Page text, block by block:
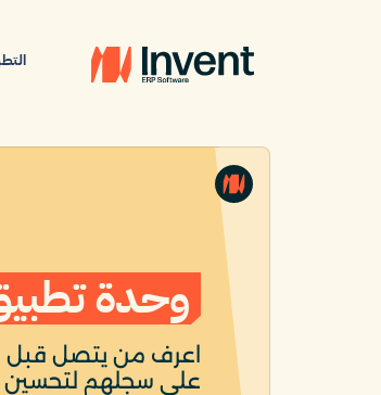
وحدة
اعرف من يتصل قبل
على سجلهم لتحسين